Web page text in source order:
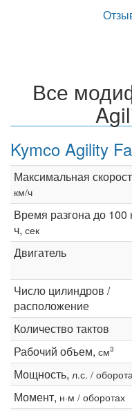
Все
Kymco Agility
Максимальная
км/ч
Время разгона до 100
ч, сек
Двигатель
Число цилиндров /
расположение
Количество тактов
Рабочий объем, см3
Мощность, л.с. /
Момент, н·м / оборотах